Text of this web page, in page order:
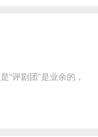
“评剧团”是业余的，